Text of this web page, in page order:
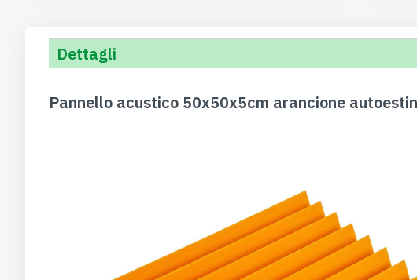
Dettagli
Pannello acustico 50x50x5cm arancione